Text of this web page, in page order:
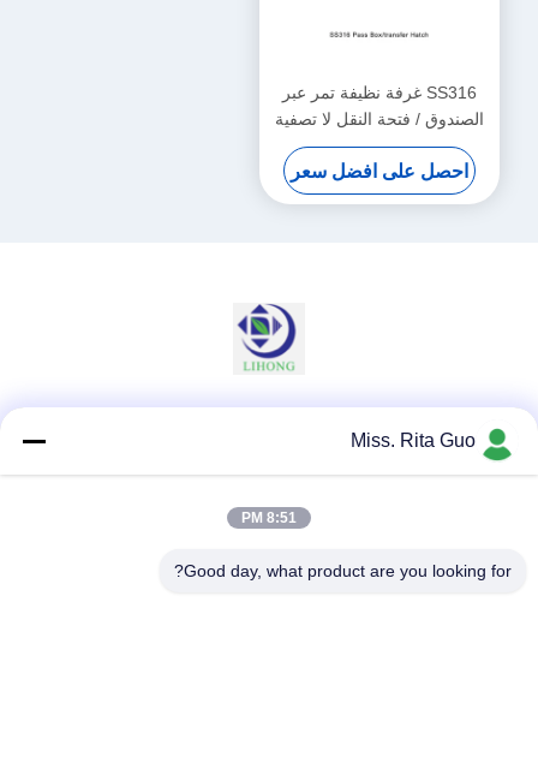
SS316 غرفة نظيفة تمر عبر
الصندوق / فتحة النقل لا تصفية
احصل على افضل سعر
وسائل التواصل الاجتماعيMiss. Rita Guo
8:51 PM
Good day, what product are you looking for?